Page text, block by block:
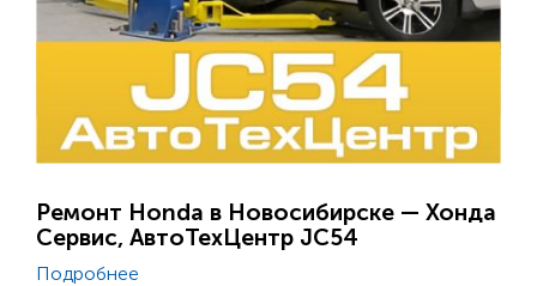
Ремонт Honda в Новосибирске — Хонда
Сервис, АвтоТехЦентр JC54
Подробнее